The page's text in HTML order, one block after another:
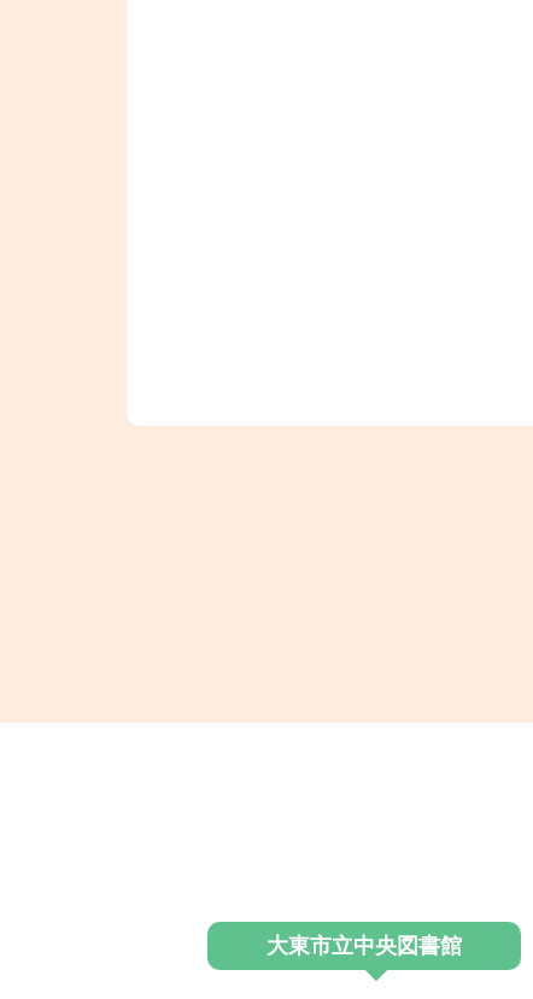
大東市立中央図書館